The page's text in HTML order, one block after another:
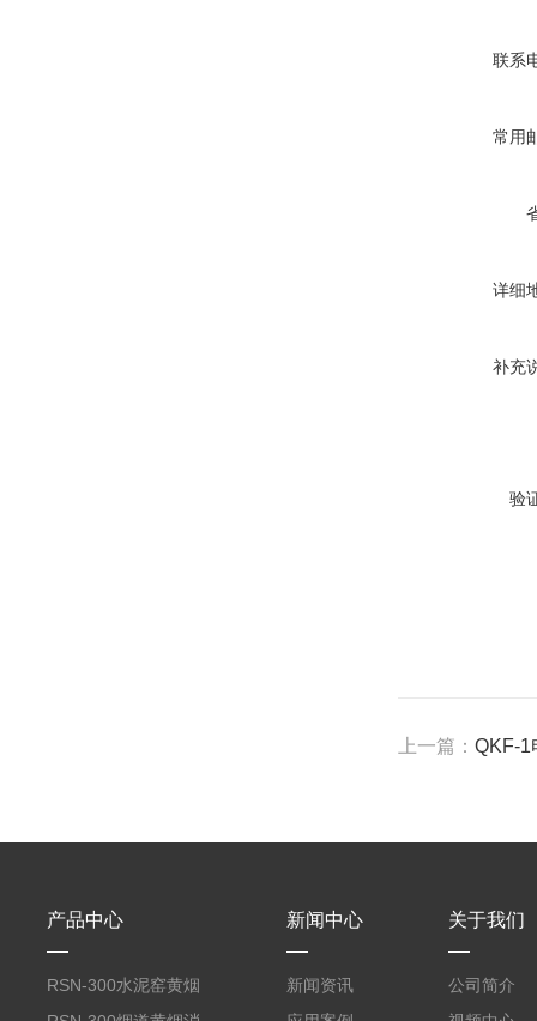
联系
常用
详细
补充
验
上一篇：QKF-1
产品中心
RSN-300水泥窑黄烟
新闻中心
新闻资讯
关于我们
公司简介